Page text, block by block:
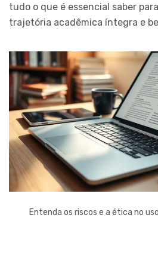
tudo o que é essencial saber
trajetória acadêmica íntegra e
Entenda os riscos e a ética no